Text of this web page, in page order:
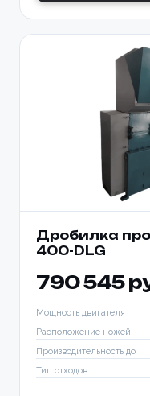
Дробилка
400-DLG
790 545
Мощность двигателя
Расположение ножей
Производительность до
Тип отходов